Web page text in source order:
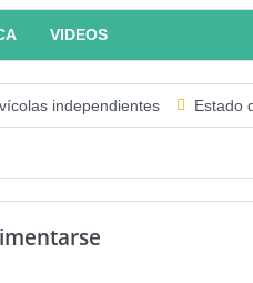
VIDEOS
Estado de la